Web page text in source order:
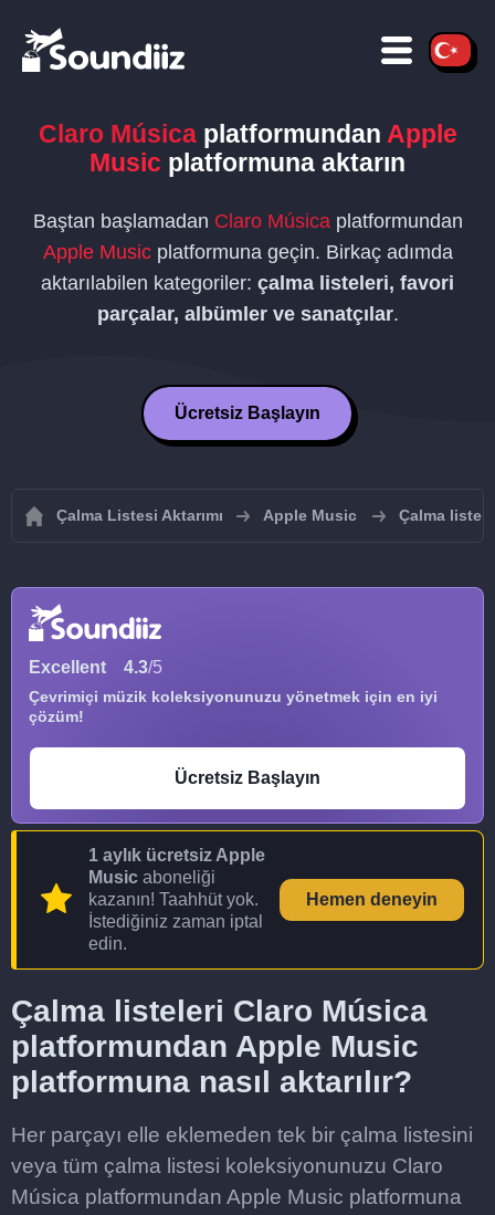
Claro Músicaplatformundan Apple
Music platformuna aktarın
Baştan başlamadan Claro Músicaplatformundan
Apple Musicplatformuna geçin. Birkaç adımda
aktarılabilen kategoriler: çalma listeleri, favori
parçalar, albümler ve sanatçılar.
Ücretsiz Başlayın
Çalma Listesi Aktarımı Apple Music Çalma
Excellent 4.3/5
Çevrimiçi müzik koleksiyonunuzu yönetmek için en iyi
çözüm!
Ücretsiz Başlayın
1 aylık ücretsiz Apple
Music aboneliği
kazanın! Taahhüt yok.
İstediğiniz zaman iptal
edin.
Hemen deneyin
Çalma listeleri Claro Música
platformundan Apple Music
platformuna nasıl aktarılır?
Her parçayı elle eklemeden tek bir çalma listesini
veya tüm çalma listesi koleksiyonunuzu Claro
Música platformundan Apple Music platformuna